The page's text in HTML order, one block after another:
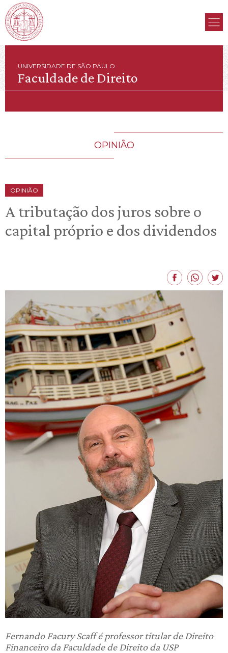
UNIVERSIDADE DE SÃO PAULO
Faculdade de Direito
OPINIÃO
OPINIÃO
A tributação dos juros sobre o
capital próprio e dos dividendos
Fernando Facury Scaff é professor titular de Direito
Financeiro da Faculdade de Direito da USP